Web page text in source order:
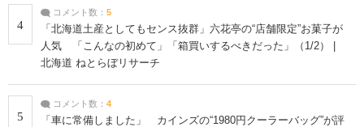
4
コメント数： 5
「北海道土産としてもセンス抜群」六花亭の“店舗限定”お菓子が
人気 「こんなの初めて」「箱買いするべきだった」（1/2） |
北海道 ねとらぼリサーチ
5
コメント数： 4
「車に常備しました」 カインズの“1980円クーラーバッグ”が評